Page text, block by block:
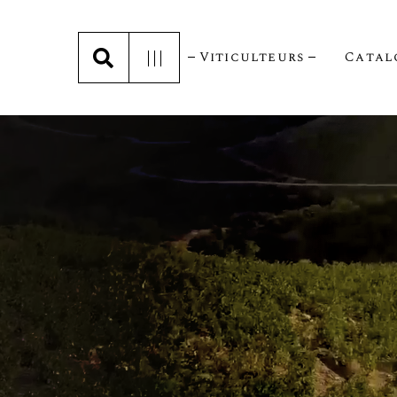
Viticulteurs
Abelanet-Laneyrie (Bourgogne)
Domaine Blanville (Languedoc)
Les Gamaylinand (Beaujolais)
La Cave Terre Des Templiers
Château Latuc (Cahors)
Domaine De L’Epineau
Fontaine Du Clos (Rhône)